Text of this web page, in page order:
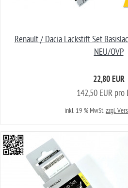
Renault / Dacia Lackstift Set
NEU/OVP
22,80 EUR
142,50 EUR pro
inkl. 19 % MwSt.zzgl.